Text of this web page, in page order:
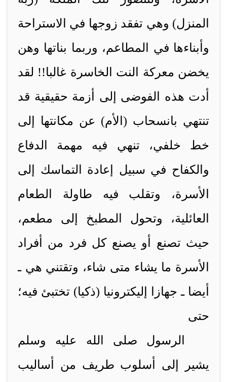
المنزل) وهي تفقد زوجها في الاستراحة
وأبناءها في المطاعم، وربما بناتها وهن
يخضن معركة النت الخاسرة غالبا!! لقد
أدت هذه الفوضى إلى أزمة حقيقية قد
تنتهي بانسحاب (الأم) عن مكانتها إلى
خط خلفي، تنهي فيه مهمة الدفاع
والكفاح في سبيل إعادة التماسك إلى
الأسرة، وتقلب فيه طاولة الطعام
العائلية، وتحول المطبخ إلى مطعم،
حيث تصنع أو يصنع كل فرد من أفراد
الأسرة ما يشاء متى شاء، وتقتني هي ـ
أيضا ـ جهازا إليكترونيا (ذكيا) تختبئ فيه؛
حتى
الرسول صلى الله عليه وسلم
يشير إلى أسلوب طريف من أساليب